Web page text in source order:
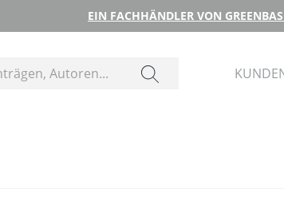
EIN FACHHÄNDLER VON